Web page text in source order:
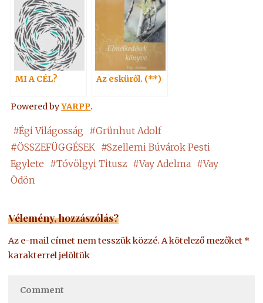
Szellemtől 27.
Szellemtől 4.
MI A CÉL? Az esküről. (**)
Powered byYARPP.
#Égi Világosság #Grünhut Adolf
#ÖSSZEFÜGGÉSEK #Szellemi Búvárok Pesti
Egylete #Tóvölgyi Titusz #Vay Adelma #Vay
Ödön
Vélemény, hozzászólás?
Az e-mail címet nem tesszük közzé. A kötelező mezőket *
karakterrel jelöltük